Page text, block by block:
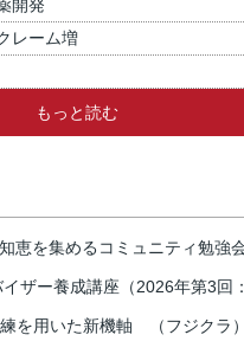
開発
レーム増
もっと読む
恵を集めるコミュニティ勉強
ザー養成講座（2026年第3回
を用いた新機軸 （フジクラ）